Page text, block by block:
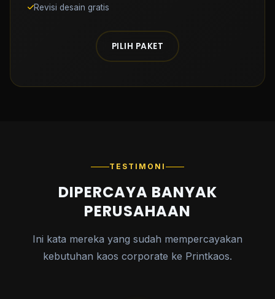
Revisi desain gratis
PILIH PAKET
TESTIMONI
DIPERCAYA BANYAK
PERUSAHAAN
Ini kata mereka yang sudah mempercayakan
kebutuhan kaos corporate ke Printkaos.